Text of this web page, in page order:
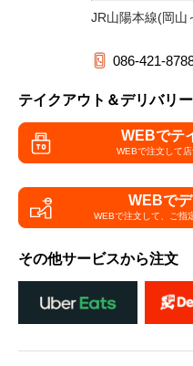
JR山陽本線(岡山
086-421-
テイクアウト＆デリバリ
WEBでテ
WEBで注文して
WEBで
WEBで注文して、 ご指
その他サービスから注文